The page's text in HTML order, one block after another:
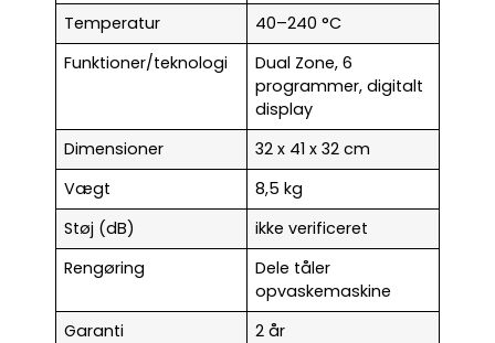
Temperatur
40–240 °C
Funktioner/teknologi
Dual Zone, 6
programmer, digitalt
display
Dimensioner
32 x 41 x 32 cm
Vægt
8,5 kg
Støj (dB)
ikke verificeret
Rengøring
Dele tåler
opvaskemaskine
Garanti
2 år